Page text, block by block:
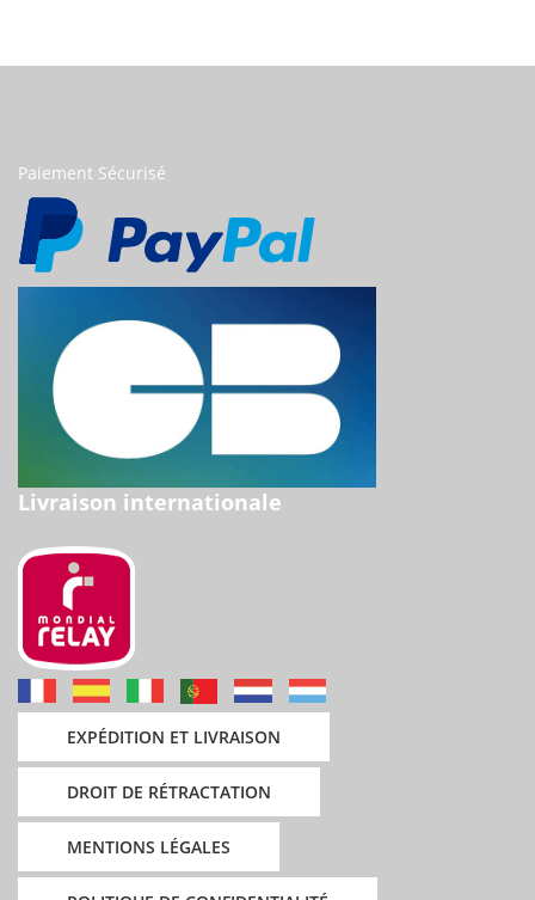
Paiement Sécurisé
Livraison internationale
EXPÉDITION ET LIVRAISON
DROIT DE RÉTRACTATION
MENTIONS LÉGALES